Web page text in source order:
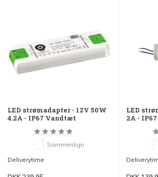
LED strømadapter - 12V 50W
4.2A - IP67 Vandtæt
Sammenlign
Deliverytime
LED
2A -